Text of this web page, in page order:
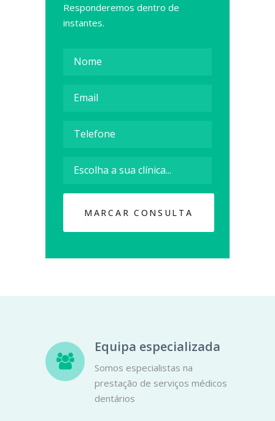
Responderemos dentro de
instantes.
Equipa especializada
Somos especialistas na
prestação de serviços médicos
dentários